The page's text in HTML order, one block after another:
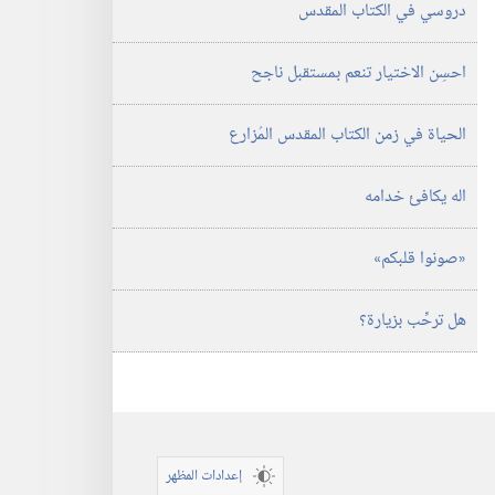
دروسي في الكتاب المقدس
احسِن الاختيار تنعم بمستقبل ناجح
الحياة في زمن الكتاب المقدس المُزارع
اله يكافئ خدامه
‏«صونوا قلبكم»‏
هل ترحِّب بزيارة؟‏
إعدادات المظهر